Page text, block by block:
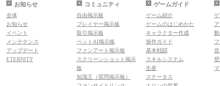
お知らせ
全体
お知らせ
イベント
メンテナンス
アップデート
ETERNITY
コミュニティ
自由掲示板
プレイヤー掲示板
取引掲示板
ペットAI掲示板
ファンアート掲示板
スクリーンショット掲示
板
知識王（質問掲示板）
ゲームガイド
ゲーム紹介
ゲームのはじめかた
キャラクター作成
操作ガイド
基本戦闘
スキルシステム
生産
ステータス